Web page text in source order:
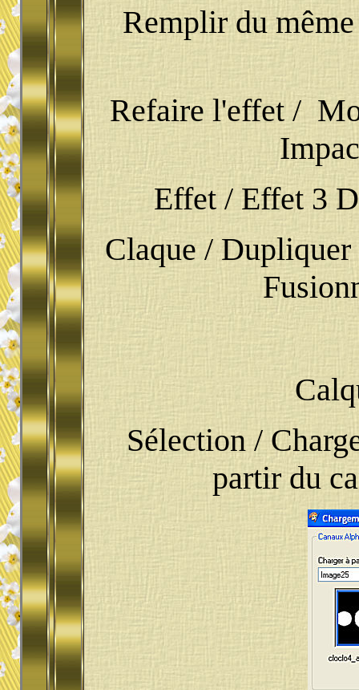
Remplir du
Refaire l'effet /
Effet / Effet 3
Claque /
Sélection /
partir du